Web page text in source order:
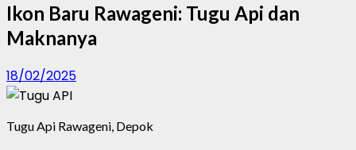
Ikon Baru Rawageni: Tugu Api dan
Maknanya
18/02/2025
Tugu Api Rawageni, Depok